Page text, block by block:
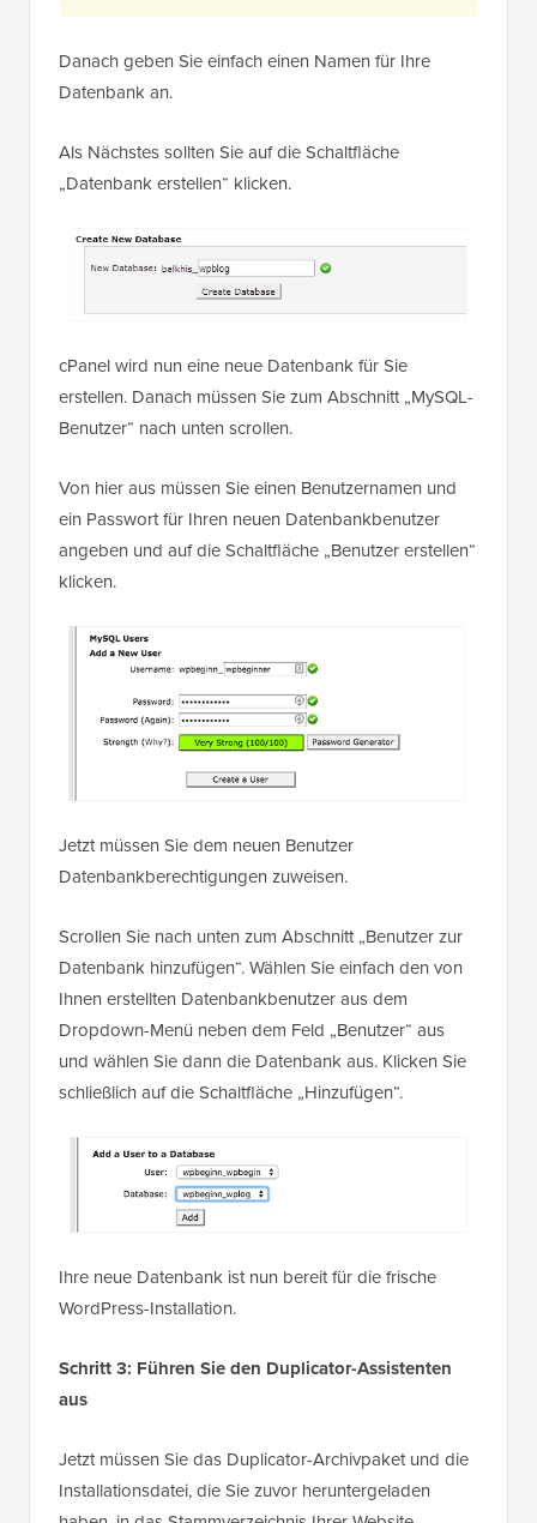
Danach geben Sie einfach einen Namen für Ihre
Datenbank an.
Als Nächstes sollten Sie auf die Schaltfläche
„Datenbank erstellen“ klicken.
cPanel wird nun eine neue Datenbank für Sie
erstellen. Danach müssen Sie zum Abschnitt „MySQL-
Benutzer“ nach unten scrollen.
Von hier aus müssen Sie einen Benutzernamen und
ein Passwort für Ihren neuen Datenbankbenutzer
angeben und auf die Schaltfläche „Benutzer erstellen“
klicken.
Jetzt müssen Sie dem neuen Benutzer
Datenbankberechtigungen zuweisen.
Scrollen Sie nach unten zum Abschnitt „Benutzer zur
Datenbank hinzufügen“. Wählen Sie einfach den von
Ihnen erstellten Datenbankbenutzer aus dem
Dropdown-Menü neben dem Feld „Benutzer“ aus
und wählen Sie dann die Datenbank aus. Klicken Sie
schließlich auf die Schaltfläche „Hinzufügen“.
Ihre neue Datenbank ist nun bereit für die frische
WordPress-Installation.
Schritt 3: Führen Sie den Duplicator-Assistenten
aus
Jetzt müssen Sie das Duplicator-Archivpaket und die
Installationsdatei, die Sie zuvor heruntergeladen